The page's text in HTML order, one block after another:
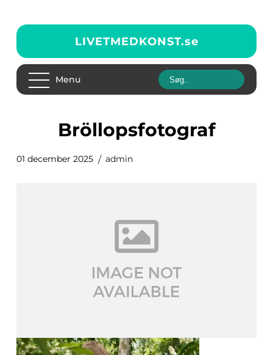
LIVETMEDKONST.se
Menu
Bröllopsfotograf
01 december 2025 admin